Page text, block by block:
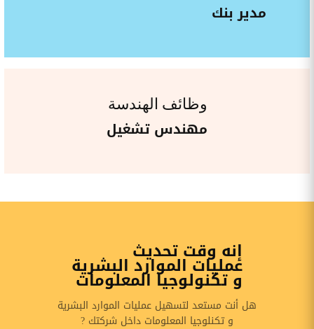
مدير بنك
وظائف الهندسة
مهندس تشغيل
إنه وقت تحديث
عمليات الموارد البشرية
و تكنولوجيا المعلومات
هل أنت مستعد لتسهيل عمليات الموارد البشرية
و تكنلوجيا المعلومات داخل شركتك ?